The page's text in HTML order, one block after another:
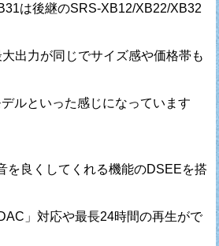
は後継のSRS-XB12/XB22/XB32
出力が同じでサイズ感や価格帯も
ルといった感じになっています
を良くしてくれる機能のDSEEを搭
」対応や最長24時間の再生がで